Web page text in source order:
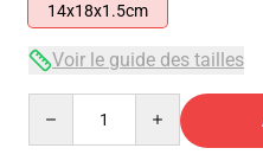
14x18x1.5cm
Voir le guide des tailles